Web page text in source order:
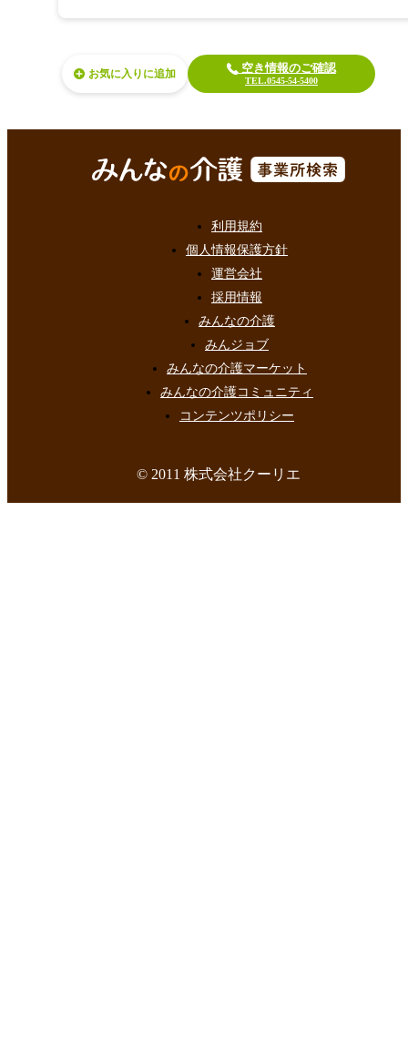
お気に入り 空き情報のご確認
TEL.0545-54-5400
利用規約
個人情報保護方針
運営会社
採用情報
みんなの介護
みんジョブ
みんなの介護マーケット
みんなの介護コミュニティ
コンテンツポリシー
© 2011 株式会社クーリエ